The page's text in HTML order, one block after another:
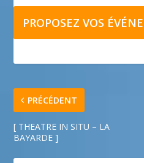
PROPOSEZ VOS
PRÉCÉDENT
[ THEATRE IN SITU – LA
BAYARDE ]